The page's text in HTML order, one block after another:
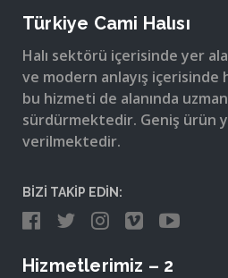
Türkiye Cami Halısı
Halı sektörü içerisinde yer
ve modern anlayış
bu hizmeti de alanında
sürdürmektedir. Geniş ürün
verilmektedir.
BİZİ TAKİP EDİN:
Hizmetlerimiz – 2